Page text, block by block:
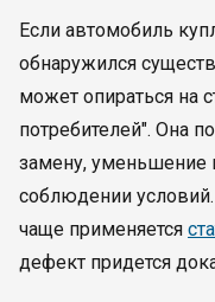
Если автомобиль
обнаружился
может опираться на
потребителей". Она
замену, уменьшение
соблюдении
чаще применяется
дефект придется